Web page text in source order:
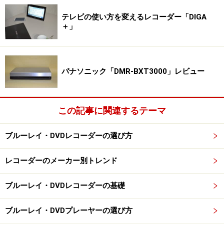
テレビの使い方を変えるレコーダー「DIGA
＋」
パナソニック「DMR-BXT3000」レビュー
この記事に関連するテーマ
ブルーレイ・DVDレコーダーの選び方
レコーダーのメーカー別トレンド
ブルーレイ・DVDレコーダーの基礎
ブルーレイ・DVDプレーヤーの選び方